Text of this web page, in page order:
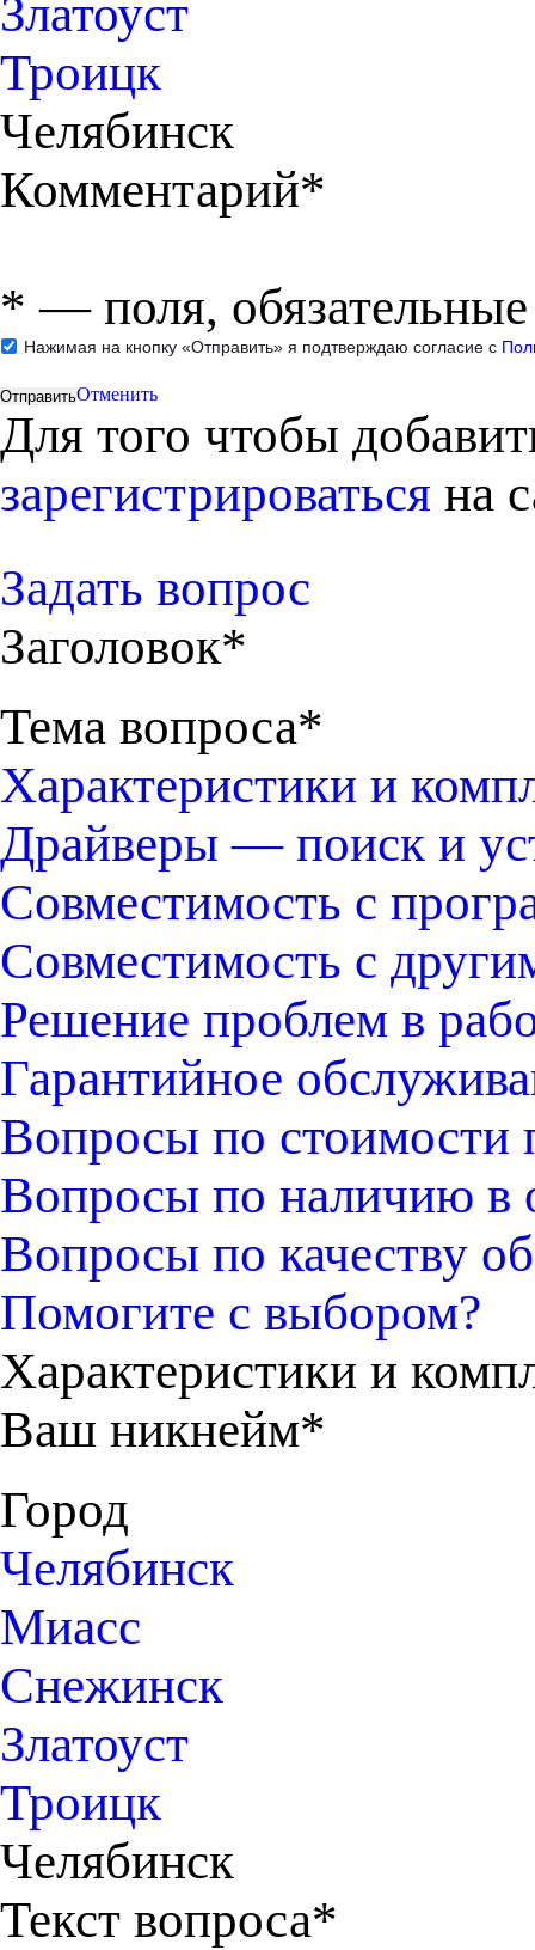
Златоуст
Троицк
Челябинск
Комментарий*
* — поля,
Нажимая на кнопку «Отправить» я подтверждаю согласие с
Отменить
Для того чтобы
зарегистрироваться на
Задать вопрос
Заголовок*
Тема вопроса*
Характеристики и
Драйверы — поиск и
Совместимость с
Совместимость с
Решение проблем в
Гарантийное
Вопросы по стоимости
Вопросы по наличию в
Вопросы по качеству
Помогите с выбором?
Характеристики и
Ваш никнейм*
Город
Челябинск
Миасс
Снежинск
Златоуст
Троицк
Челябинск
Текст вопроса*